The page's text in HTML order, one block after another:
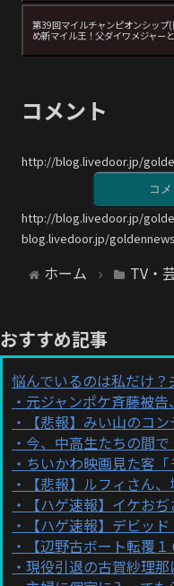
第39回マイルチャンピオンシッ
め新マイル王！父ダイワメジャー
コメント
http://blog.livedoor.jp/
コ
http://blog.livedoor.jp/
blog.livedoor.jp/
ホーム TV・
おすすめ記事
悩んでいるのは私だけ
元ジャンポケ斉藤被
【悲報】みい山のコ
今、中高生たちの間
ちいかわ映画見た客
【悲報】ルフィさん
【ハゲ速報】イケお
【ハゲ速報】デビッ
【辺野古ボート転覆
現役引退の古賀紗理